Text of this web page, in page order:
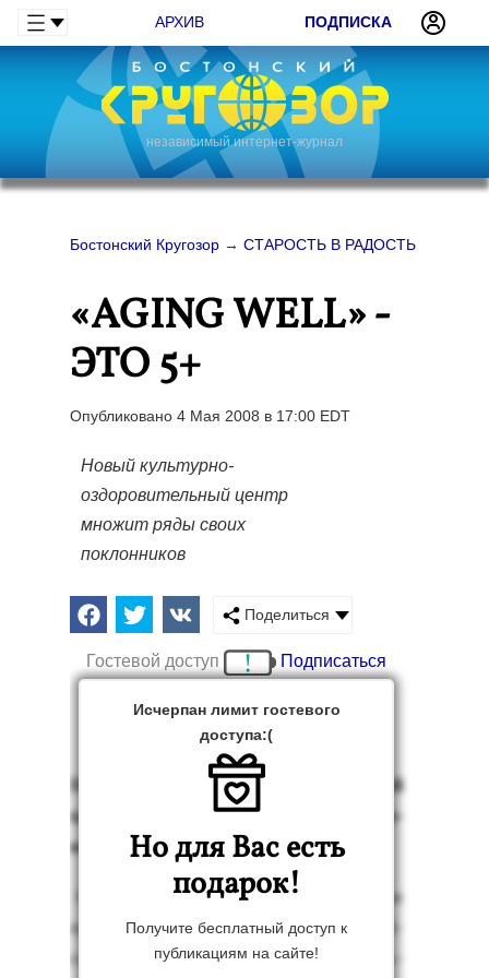
АРХИВ ПОДПИСКА
независимый интернет-журнал
Бостонский Кругозор → СТАРОСТЬ В РАДОСТЬ
«AGING WELL» -
ЭТО 5+
Опубликовано 4 Мая 2008 в 17:00 EDT
Новый культурно-
оздоровительный центр
множит ряды своих
поклонников
Поделиться
Гостевой доступ Подписаться
Исчерпан лимит гостевого
доступа:(
Но для Вас есть
подарок!
Получите бесплатный доступ к
публикациям на сайте!
Но­вый куль­тур­но-оз­до­рови­тель­ный
центр мно­жит ря­ды сво­их пок­лонни­
ков
Столь­ких лю­дей «Aging Well» ещё не
при­нимал. По слу­чаю праз­дни­ка Пей­
сах сю­да по­тяну­лись ав­то­бусы не толь­